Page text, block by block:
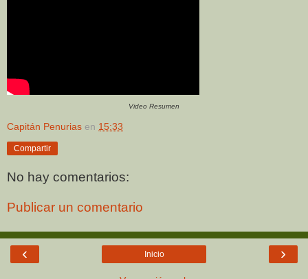
Video Resumen
Capitán Penurias en 15:33
Compartir
No hay comentarios:
Publicar un comentario
‹ ›
Inicio